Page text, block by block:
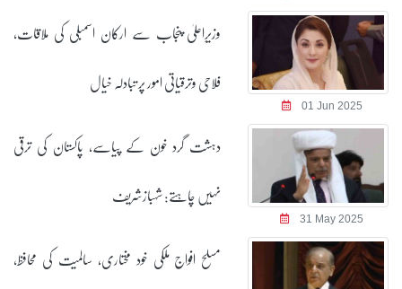
01 Jun 2025
وزیرِاعلیٰ پنجاب سے ارکان اسمبلی کی ملاقات،
فلاحی وترقیاتی امور پر تبادلہ خیال
31 May 2025
دہشت گرد خون کے پیاسے، پاکستان کی ترقی
نہیں چاہتے: شہبازشریف
مسلح افواج ملکی خود مختاری، سالمیت کی محافظ،